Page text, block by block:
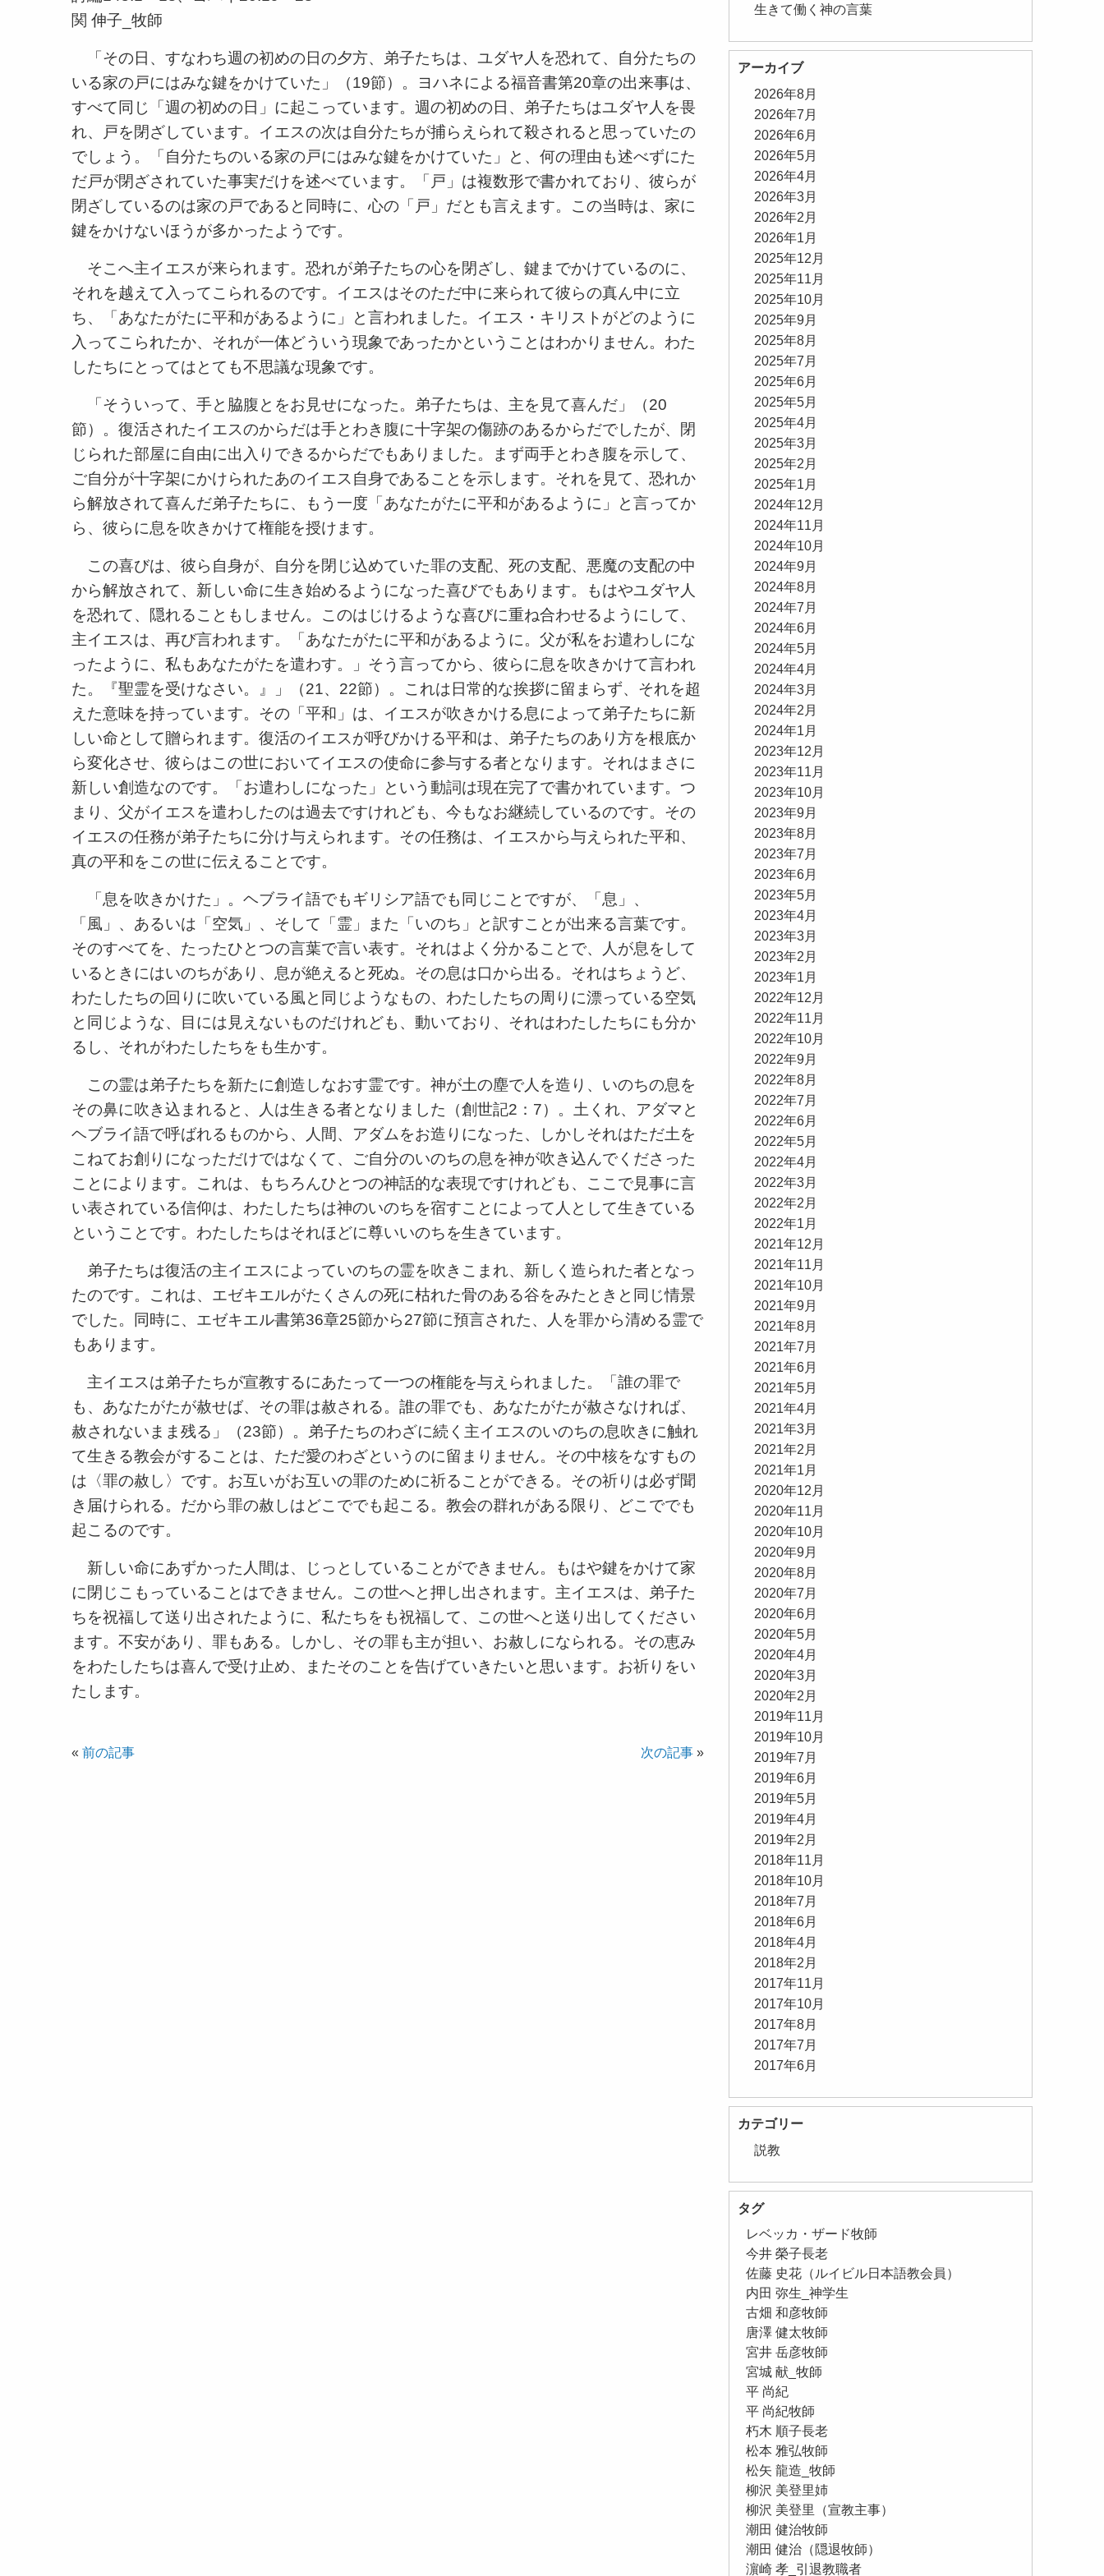
関 伸子_牧師
「その日、すなわち週の初めの日の夕方、弟子たちは、ユダヤ人を恐れて、自分たちの
いる家の戸にはみな鍵をかけていた」（19節）。ヨハネによる福音書第20章の出来事は、
すべて同じ「週の初めの日」に起こっています。週の初めの日、弟子たちはユダヤ人を畏
れ、戸を閉ざしています。イエスの次は自分たちが捕らえられて殺されると思っていたの
でしょう。「自分たちのいる家の戸にはみな鍵をかけていた」と、何の理由も述べずにた
だ戸が閉ざされていた事実だけを述べています。「戸」は複数形で書かれており、彼らが
閉ざしているのは家の戸であると同時に、心の「戸」だとも言えます。この当時は、家に
鍵をかけないほうが多かったようです。
そこへ主イエスが来られます。恐れが弟子たちの心を閉ざし、鍵までかけているのに、
それを越えて入ってこられるのです。イエスはそのただ中に来られて彼らの真ん中に立
ち、「あなたがたに平和があるように」と言われました。イエス・キリストがどのように
入ってこられたか、それが一体どういう現象であったかということはわかりません。わた
したちにとってはとても不思議な現象です。
「そういって、手と脇腹とをお見せになった。弟子たちは、主を見て喜んだ」（20
節）。復活されたイエスのからだは手とわき腹に十字架の傷跡のあるからだでしたが、閉
じられた部屋に自由に出入りできるからだでもありました。まず両手とわき腹を示して、
ご自分が十字架にかけられたあのイエス自身であることを示します。それを見て、恐れか
ら解放されて喜んだ弟子たちに、もう一度「あなたがたに平和があるように」と言ってか
ら、彼らに息を吹きかけて権能を授けます。
この喜びは、彼ら自身が、自分を閉じ込めていた罪の支配、死の支配、悪魔の支配の中
から解放されて、新しい命に生き始めるようになった喜びでもあります。もはやユダヤ人
を恐れて、隠れることもしません。このはじけるような喜びに重ね合わせるようにして、
主イエスは、再び言われます。「あなたがたに平和があるように。父が私をお遣わしにな
ったように、私もあなたがたを遣わす。」そう言ってから、彼らに息を吹きかけて言われ
た。『聖霊を受けなさい。』」（21、22節）。これは日常的な挨拶に留まらず、それを超
えた意味を持っています。その「平和」は、イエスが吹きかける息によって弟子たちに新
しい命として贈られます。復活のイエスが呼びかける平和は、弟子たちのあり方を根底か
ら変化させ、彼らはこの世においてイエスの使命に参与する者となります。それはまさに
新しい創造なのです。「お遣わしになった」という動詞は現在完了で書かれています。つ
まり、父がイエスを遣わしたのは過去ですけれども、今もなお継続しているのです。その
イエスの任務が弟子たちに分け与えられます。その任務は、イエスから与えられた平和、
真の平和をこの世に伝えることです。
「息を吹きかけた」。ヘブライ語でもギリシア語でも同じことですが、「息」、
「風」、あるいは「空気」、そして「霊」また「いのち」と訳すことが出来る言葉です。
そのすべてを、たったひとつの言葉で言い表す。それはよく分かることで、人が息をして
いるときにはいのちがあり、息が絶えると死ぬ。その息は口から出る。それはちょうど、
わたしたちの回りに吹いている風と同じようなもの、わたしたちの周りに漂っている空気
と同じような、目には見えないものだけれども、動いており、それはわたしたちにも分か
るし、それがわたしたちをも生かす。
この霊は弟子たちを新たに創造しなおす霊です。神が土の塵で人を造り、いのちの息を
その鼻に吹き込まれると、人は生きる者となりました（創世記2：7）。土くれ、アダマと
ヘブライ語で呼ばれるものから、人間、アダムをお造りになった、しかしそれはただ土を
こねてお創りになっただけではなくて、ご自分のいのちの息を神が吹き込んでくださった
ことによります。これは、もちろんひとつの神話的な表現ですけれども、ここで見事に言
い表されている信仰は、わたしたちは神のいのちを宿すことによって人として生きている
ということです。わたしたちはそれほどに尊いいのちを生きています。
弟子たちは復活の主イエスによっていのちの霊を吹きこまれ、新しく造られた者となっ
たのです。これは、エゼキエルがたくさんの死に枯れた骨のある谷をみたときと同じ情景
でした。同時に、エゼキエル書第36章25節から27節に預言された、人を罪から清める霊で
もあります。
主イエスは弟子たちが宣教するにあたって一つの権能を与えられました。「誰の罪で
も、あなたがたが赦せば、その罪は赦される。誰の罪でも、あなたがたが赦さなければ、
赦されないまま残る」（23節）。弟子たちのわざに続く主イエスのいのちの息吹きに触れ
て生きる教会がすることは、ただ愛のわざというのに留まりません。その中核をなすもの
は〈罪の赦し〉です。お互いがお互いの罪のために祈ることができる。その祈りは必ず聞
き届けられる。だから罪の赦しはどこででも起こる。教会の群れがある限り、どこででも
起こるのです。
新しい命にあずかった人間は、じっとしていることができません。もはや鍵をかけて家
に閉じこもっていることはできません。この世へと押し出されます。主イエスは、弟子た
ちを祝福して送り出されたように、私たちをも祝福して、この世へと送り出してください
ます。不安があり、罪もある。しかし、その罪も主が担い、お赦しになられる。その恵み
をわたしたちは喜んで受け止め、またそのことを告げていきたいと思います。お祈りをい
たします。
« 前の記事 次の記事 »
生きて働く神の言葉
アーカイブ
2026年8月
2026年7月
2026年6月
2026年5月
2026年4月
2026年3月
2026年2月
2026年1月
2025年12月
2025年11月
2025年10月
2025年9月
2025年8月
2025年7月
2025年6月
2025年5月
2025年4月
2025年3月
2025年2月
2025年1月
2024年12月
2024年11月
2024年10月
2024年9月
2024年8月
2024年7月
2024年6月
2024年5月
2024年4月
2024年3月
2024年2月
2024年1月
2023年12月
2023年11月
2023年10月
2023年9月
2023年8月
2023年7月
2023年6月
2023年5月
2023年4月
2023年3月
2023年2月
2023年1月
2022年12月
2022年11月
2022年10月
2022年9月
2022年8月
2022年7月
2022年6月
2022年5月
2022年4月
2022年3月
2022年2月
2022年1月
2021年12月
2021年11月
2021年10月
2021年9月
2021年8月
2021年7月
2021年6月
2021年5月
2021年4月
2021年3月
2021年2月
2021年1月
2020年12月
2020年11月
2020年10月
2020年9月
2020年8月
2020年7月
2020年6月
2020年5月
2020年4月
2020年3月
2020年2月
2019年11月
2019年10月
2019年7月
2019年6月
2019年5月
2019年4月
2019年2月
2018年11月
2018年10月
2018年7月
2018年6月
2018年4月
2018年2月
2017年11月
2017年10月
2017年8月
2017年7月
2017年6月
カテゴリー
説教
タグ
レベッカ・ザード牧師
今井 榮子長老
佐藤 史花（ルイビル日本語教会員）
内田 弥生_神学生
古畑 和彦牧師
唐澤 健太牧師
宮井 岳彦牧師
宮城 献_牧師
平 尚紀
平 尚紀牧師
朽木 順子長老
松本 雅弘牧師
松矢 龍造_牧師
柳沢 美登里姉
柳沢 美登里（宣教主事）
潮田 健治牧師
潮田 健治（隠退牧師）
濵崎 孝_引退教職者